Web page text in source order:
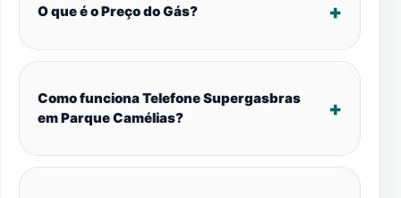
O que é o Preço do Gás?
Como funciona Telefone Supergasbras
em Parque Camélias?